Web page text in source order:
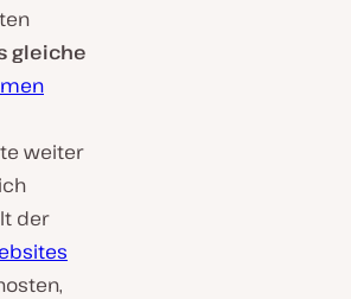
gleiche
weiter
der